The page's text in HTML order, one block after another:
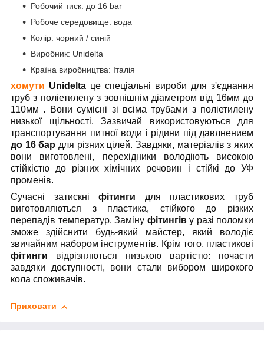
Робочий тиск: до 16 bar
Робоче середовище: вода
Колір: чорний / синій
Виробник: Unidelta
Країна виробництва: Італія
хомути Unidelta це спеціальні вироби для з'єднання
труб з поліетилену з зовнішнім діаметром від 16мм до
110мм . Вони сумісні зі всіма трубами з поліетилену
низької щільності. Зазвичай використовуються для
транспортування питної води і рідини під давлнением
до 16 бар для різних цілей. Завдяки, матеріалів з яких
вони виготовлені, перехідники володіють високою
стійкістю до різних хімічних речовин і стійкі до УФ
променів.
Сучасні затискніфітинги для пластикових труб
виготовляються з пластика, стійкого до різких
перепадів температур. Заміну фітингіву разі поломки
зможе здійснити будь-який майстер, який володіє
звичайним набором інструментів. Крім того, пластикові
фітинги відрізняються низькою вартістю: почасти
завдяки доступності, вони стали вибором широкого
кола споживачів.
Приховати